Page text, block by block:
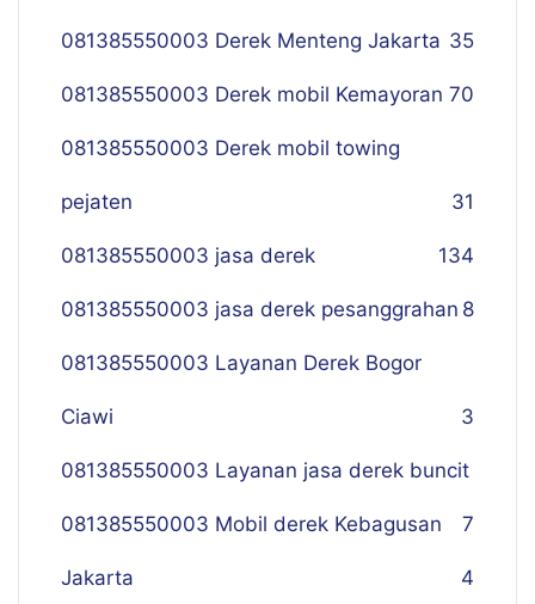
081385550003 Derek Menteng Jakarta 35
081385550003 Derek mobil Kemayoran 70
081385550003 Derek mobil towing
pejaten 31
081385550003 jasa derek 134
081385550003 jasa derek pesanggrahan 8
081385550003 Layanan Derek Bogor
Ciawi 3
081385550003 Layanan jasa derek buncit
7
081385550003 Mobil derek Kebagusan
Jakarta 4